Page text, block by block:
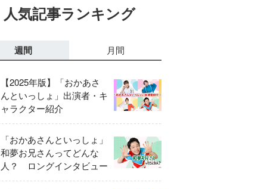
人気記事ランキング
週間 月間
【2025年版】「おかあさ
んといっしょ」出演者・キ
ャラクター紹介
「おかあさんといっしょ」
和夢お兄さんってどんな
人？ ロングインタビュー